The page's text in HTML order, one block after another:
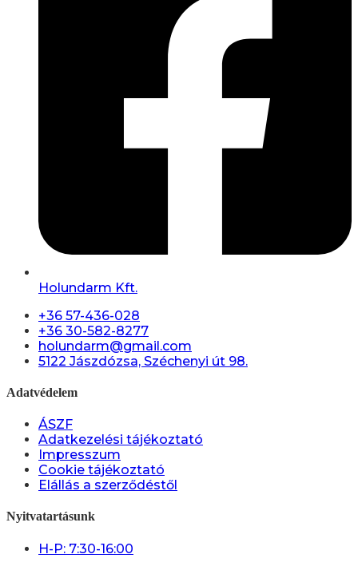
Holundarm Kft.
+36 57-436-028
+36 30-582-8277
holundarm@gmail.com
5122 Jászdózsa, Széchenyi út 98.
Adatvédelem
ÁSZF
Adatkezelési tájékoztató
Impresszum
Cookie tájékoztató
Elállás a szerződéstől
Nyitvatartásunk
H-P: 7:30-16:00